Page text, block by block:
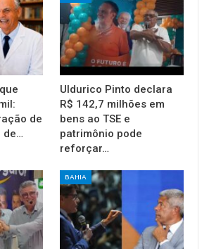
de
de…
Uldurico Pinto declara
R$ 142,7 milhões em
bens ao TSE e
patrimônio pode
reforçar…
BAHIA